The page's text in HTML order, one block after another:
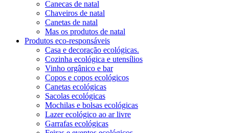
Canecas de natal
Chaveiros de natal
Canetas de natal
Mas os produtos de natal
Produtos eco-responsáveis
Casa e decoração ecológicas.
Cozinha ecológica e utensílios
Vinho orgânico e bar
Copos e copos ecológicos
Canetas ecológicas
Sacolas ecológicas
Mochilas e bolsas ecológicas
Lazer ecológico ao ar livre
Garrafas ecológicas